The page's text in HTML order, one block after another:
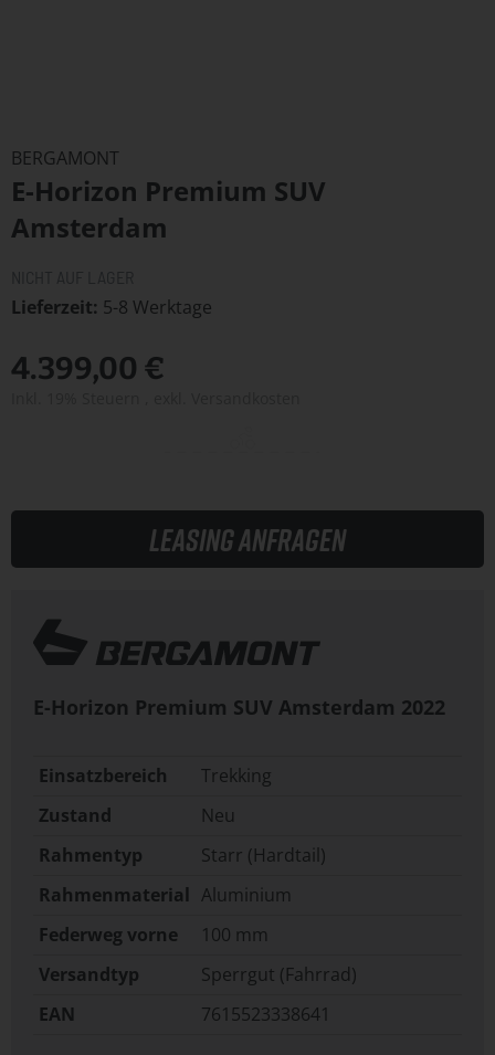
der
Bildergalerie
springen
BERGAMONT
E-Horizon Premium SUV
Amsterdam
Lieferzeit 5-8 Werktage
4.399,00 €
Leasing anfragen
E-Horizon Premium SUV Amsterdam 2022
Einsatzbereich
Trekking
Zustand
Neu
Rahmentyp
Starr (Hardtail)
Rahmenmaterial Aluminium
Federweg vorne
100 mm
Versandtyp
Sperrgut (Fahrrad)
EAN
7615523338641